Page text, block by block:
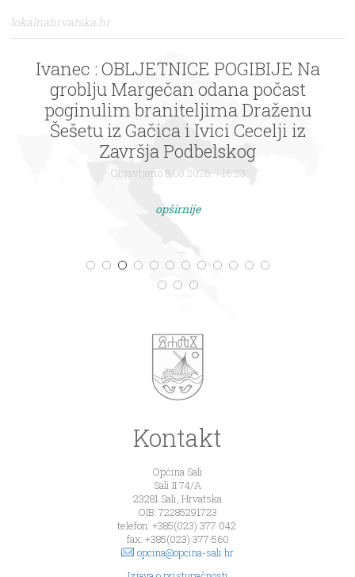
lokalnahrvatska.hr
Ivanec : OBLJETNICE POGIBIJE Na
groblju Margečan odana počast
poginulim braniteljima Draženu
Šešetu iz Gačica i Ivici Cecelji iz
Završja Podbelskog
Objavljeno 8.08.2026. - 16:23
opširnije
Kontakt
Općina Sali
Sali II 74/A
23281 Sali, Hrvatska
OIB: 72285291723
telefon: +385(023) 377 042
fax: +385(023) 377 560
opcina@opcina-sali.hr